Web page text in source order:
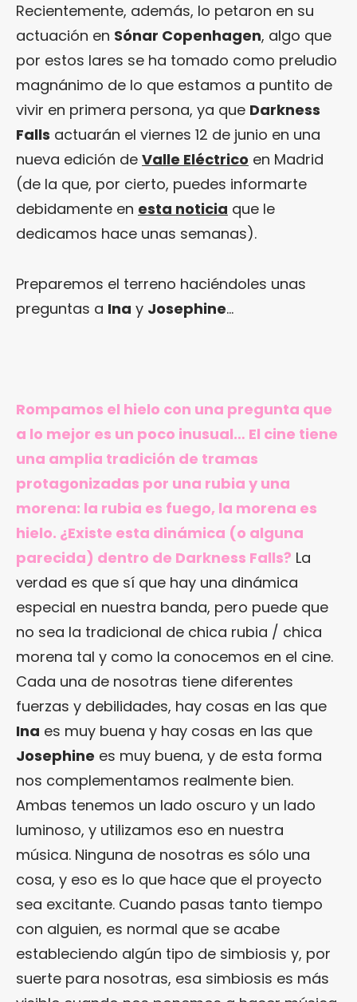
Recientemente, además, lo petaron en su
actuación en Sónar Copenhagen, algo que
por estos lares se ha tomado como preludio
magnánimo de lo que estamos a puntito de
vivir en primera persona, ya que Darkness
Falls actuarán el viernes 12 de junio en una
nueva edición de Valle Eléctrico en Madrid
(de la que, por cierto, puedes informarte
debidamente en esta noticia que le
dedicamos hace unas semanas).
Preparemos el terreno haciéndoles unas
preguntas a Ina y Josephine…
Rompamos el hielo con una pregunta que
a lo mejor es un poco inusual… El cine tiene
una amplia tradición de tramas
protagonizadas por una rubia y una
morena: la rubia es fuego, la morena es
hielo. ¿Existe esta dinámica (o alguna
parecida) dentro de Darkness Falls? La
verdad es que sí que hay una dinámica
especial en nuestra banda, pero puede que
no sea la tradicional de chica rubia / chica
morena tal y como la conocemos en el cine.
Cada una de nosotras tiene diferentes
fuerzas y debilidades, hay cosas en las que
Ina es muy buena y hay cosas en las que
Josephine es muy buena, y de esta forma
nos complementamos realmente bien.
Ambas tenemos un lado oscuro y un lado
luminoso, y utilizamos eso en nuestra
música. Ninguna de nosotras es sólo una
cosa, y eso es lo que hace que el proyecto
sea excitante. Cuando pasas tanto tiempo
con alguien, es normal que se acabe
estableciendo algún tipo de simbiosis y, por
suerte para nosotras, esa simbiosis es más